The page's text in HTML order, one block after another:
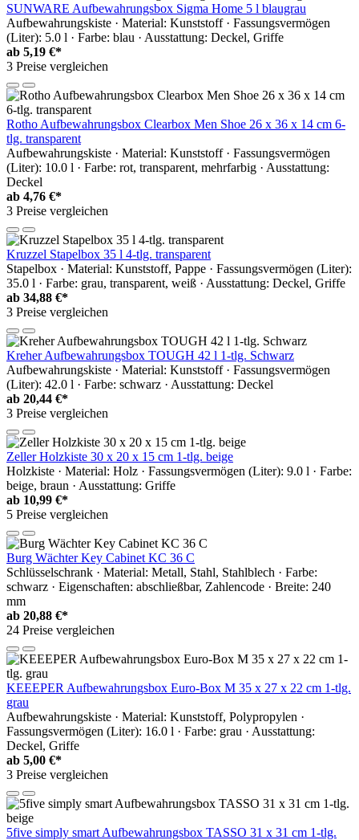
SUNWARE Aufbewahrungsbox Sigma Home 5 l blaugrau
Aufbewahrungskiste · Material: Kunststoff · Fassungsvermögen
(Liter): 5.0 l · Farbe: blau · Ausstattung: Deckel, Griffe
ab 5,19 €*
3 Preise vergleichen
Rotho Aufbewahrungsbox Clearbox Men Shoe 26 x 36 x 14 cm 6-
tlg. transparent
Aufbewahrungskiste · Material: Kunststoff · Fassungsvermögen
(Liter): 10.0 l · Farbe: rot, transparent, mehrfarbig · Ausstattung:
Deckel
ab 4,76 €*
3 Preise vergleichen
Kruzzel Stapelbox 35 l 4-tlg. transparent
Stapelbox · Material: Kunststoff, Pappe · Fassungsvermögen (Liter):
35.0 l · Farbe: grau, transparent, weiß · Ausstattung: Deckel, Griffe
ab 34,88 €*
3 Preise vergleichen
Kreher Aufbewahrungsbox TOUGH 42 l 1-tlg. Schwarz
Aufbewahrungskiste · Material: Kunststoff · Fassungsvermögen
(Liter): 42.0 l · Farbe: schwarz · Ausstattung: Deckel
ab 20,44 €*
3 Preise vergleichen
Zeller Holzkiste 30 x 20 x 15 cm 1-tlg. beige
Holzkiste · Material: Holz · Fassungsvermögen (Liter): 9.0 l · Farbe:
beige, braun · Ausstattung: Griffe
ab 10,99 €*
5 Preise vergleichen
Burg Wächter Key Cabinet KC 36 C
Schlüsselschrank · Material: Metall, Stahl, Stahlblech · Farbe:
schwarz · Eigenschaften: abschließbar, Zahlencode · Breite: 240
mm
ab 20,88 €*
24 Preise vergleichen
KEEEPER Aufbewahrungsbox Euro-Box M 35 x 27 x 22 cm 1-tlg.
grau
Aufbewahrungskiste · Material: Kunststoff, Polypropylen ·
Fassungsvermögen (Liter): 16.0 l · Farbe: grau · Ausstattung:
Deckel, Griffe
ab 5,00 €*
3 Preise vergleichen
5five simply smart Aufbewahrungsbox TASSO 31 x 31 cm 1-tlg.